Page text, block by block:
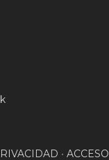
• ACCESO